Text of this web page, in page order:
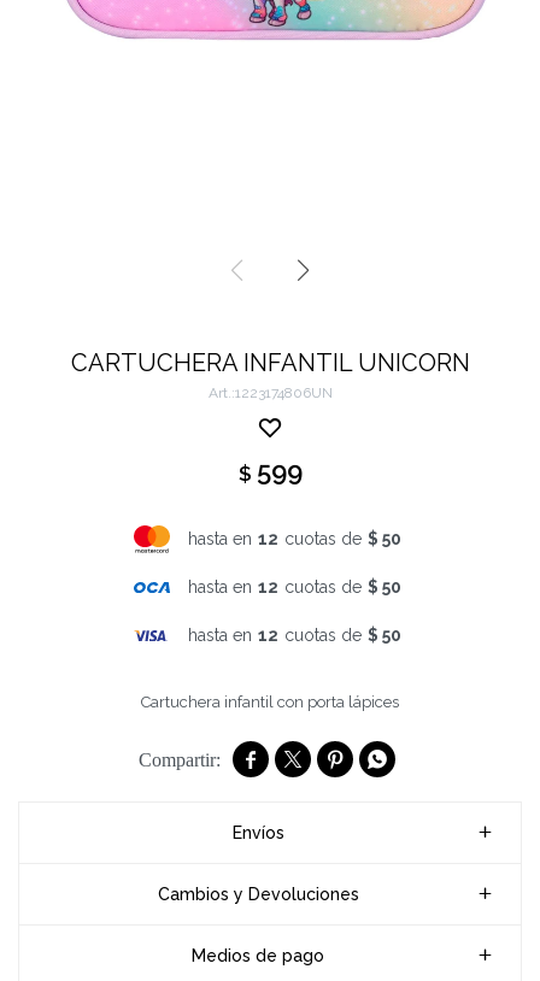
CARTUCHERA INFANTIL UNICORN
1223174806UN
$ 599
hasta en 12 cuotas de $ 50
hasta en 12 cuotas de $ 50
hasta en 12 cuotas de $ 50
Cartuchera infantil con porta lápices
   
Envíos
Cambios y Devoluciones
Medios de pago